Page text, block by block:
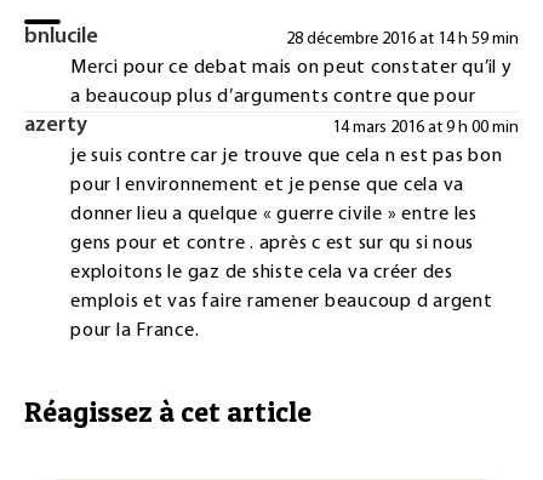
bnlucile 28 décembre 2016 at 14 h 59 min
Merci pour ce debat mais on peut constater qu’il y
a beaucoup plus d’arguments contre que pour
azerty 14 mars 2016 at 9 h 00 min
je suis contre car je trouve que cela n est pas bon
pour l environnement et je pense que cela va
donner lieu a quelque « guerre civile » entre les
gens pour et contre . après c est sur qu si nous
exploitons le gaz de shiste cela va créer des
emplois et vas faire ramener beaucoup d argent
pour la France.
Réagissez à cet article